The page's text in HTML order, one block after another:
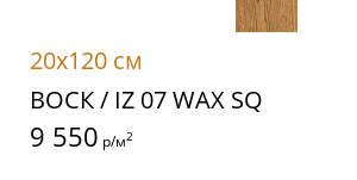
20x120 см
ВОСК / IZ 07 WAX SQ
9 550 р/м2